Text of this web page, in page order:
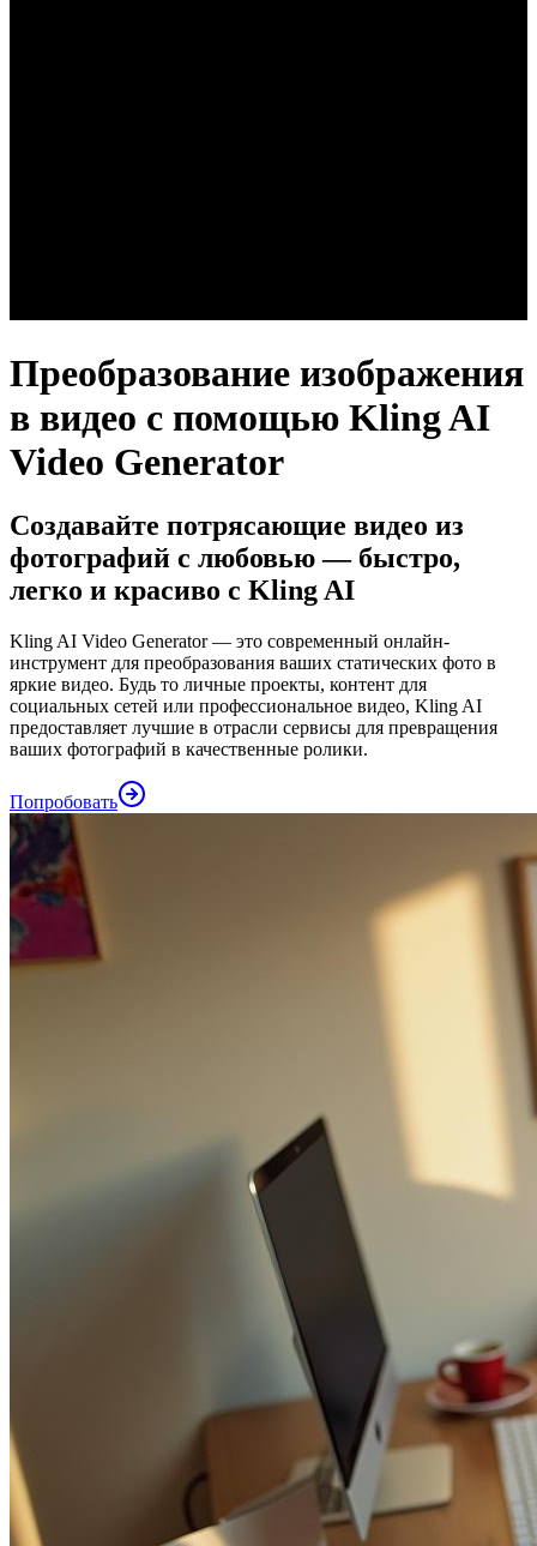
Преобразование изображения
в видео с помощью Kling AI
Video Generator
Создавайте потрясающие видео из
фотографий с любовью — быстро,
легко и красиво с Kling AI
Kling AI Video Generator — это современный онлайн-
инструмент для преобразования ваших статических фото в
яркие видео. Будь то личные проекты, контент для
социальных сетей или профессиональное видео, Kling AI
предоставляет лучшие в отрасли сервисы для превращения
ваших фотографий в качественные ролики.
Попробовать